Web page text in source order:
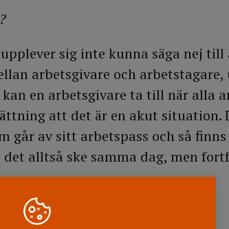
sig inte kunna säga nej till
arbetsgivare och arbetstagare,
kan en arbetsgivare ta till när alla
att det är en akut situation.
går av sitt arbetspass och så
alltså ske samma dag, men